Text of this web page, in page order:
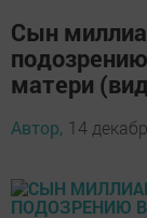
Сын
матери
Автор, 14